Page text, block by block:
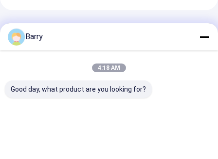
추천된 제품
Barry
4:18 AM
Good day, what product are you looking for?